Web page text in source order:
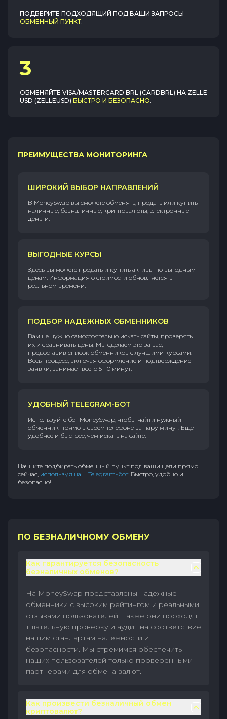
ПОДБЕРИТЕ ПОДХОДЯЩИЙ ПОД ВАШИ ЗАПРОСЫ
ОБМЕННЫЙ ПУНКТ.
3
ОБМЕНЯЙТЕ VISA/MASTERCARD BRL (CARDBRL) НА ZELLE
USD (ZELLEUSD) БЫСТРО И БЕЗОПАСНО.
ПРЕИМУЩЕСТВА МОНИТОРИНГА
ШИРОКИЙ ВЫБОР НАПРАВЛЕНИЙ
В MoneySwap вы сможете обменять, продать или купить
наличные, безналичные, криптовалюты, электронные
деньги.
ВЫГОДНЫЕ КУРСЫ
Здесь вы можете продать и купить активы по выгодным
ценам. Информация о стоимости обновляется в
реальном времени.
ПОДБОР НАДЕЖНЫХ ОБМЕННИКОВ
Вам не нужно самостоятельно искать сайты, проверять
их и сравнивать цены. Мы сделаем это за вас,
предоставив список обменников с лучшими курсами.
Весь процесс, включая оформление и подтверждение
заявки, занимает всего 5–10 минут.
УДОБНЫЙ TELEGRAM-БОТ
Используйте бот MoneySwap, чтобы найти нужный
обменник прямо в своем телефоне за пару минут. Еще
удобнее и быстрее, чем искать на сайте.
Начните подбирать обменный пункт под ваши цели прямо
сейчас, используя наш Telegram-бот. Быстро, удобно и
безопасно!
ПО БЕЗНАЛИЧНОМУ ОБМЕНУ
Как гарантируется безопасность
безналичных обменов?
На MoneySwap представлены надежные
обменники с высоким рейтингом и реальными
отзывами пользователей. Также они проходят
тщательную проверку и аудит на соответствие
нашим стандартам надежности и
безопасности. Мы стремимся обеспечить
наших пользователей только проверенными
партнерами для обмена валют.
Как произвести безналичный обмен
криптовалют?